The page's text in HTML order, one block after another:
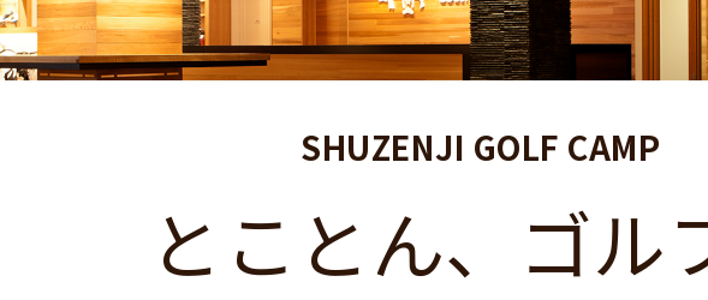
SHUZENJI GOLF CAMP
とことん、 ゴル